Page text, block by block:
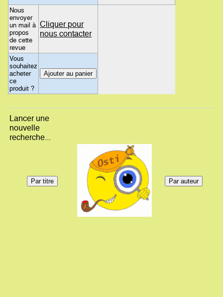
Nous
envoyer
un mail à
propos
de cette
revue
Cliquer pour
nous contacter
Vous
souhaitez
acheter
ce
produit ?
Lancer une
nouvelle
recherche...